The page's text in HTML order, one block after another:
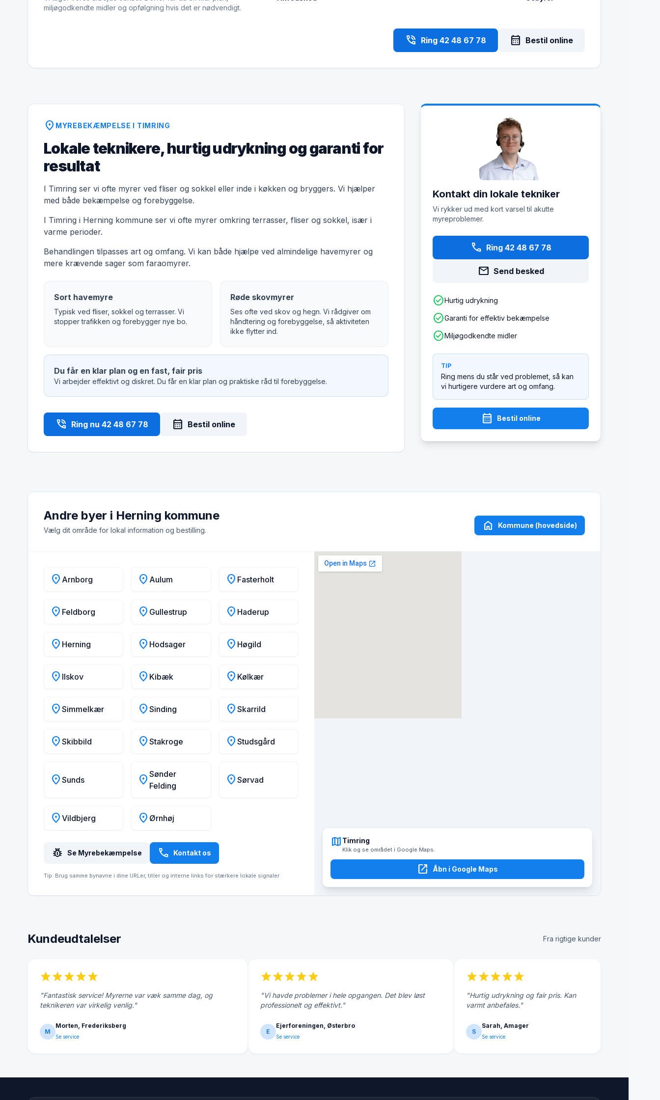
miljøgodkendte midler og opfølgning hvis det er nødvendigt.
phone_in_talk Ring 42 48 67 78 calendar_month Bestil online
location_on MYREBEKÆMPELSE I TIMRING
Lokale teknikere, hurtig udrykning og garanti for
resultat
I Timring ser vi ofte myrer ved fliser og sokkel eller inde i køkken og bryggers. Vi hjælper
med både bekæmpelse og forebyggelse.
I Timring i Herning kommune ser vi ofte myrer omkring terrasser, fliser og sokkel, især i
varme perioder.
Behandlingen tilpasses art og omfang. Vi kan både hjælpe ved almindelige havemyrer og
mere krævende sager som faraomyrer.
Sort havemyre
Typisk ved fliser, sokkel og terrasser. Vi
stopper trafikken og forebygger nye bo.
Røde skovmyrer
Ses ofte ved skov og hegn. Vi rådgiver om
håndtering og forebyggelse, så aktiviteten
ikke flytter ind.
Du får en klar plan og en fast, fair pris
Vi arbejder effektivt og diskret. Du får en klar plan og praktiske råd til forebyggelse.
phone_in_talk Ring nu 42 48 67 78 calendar_month Bestil online
Kontakt din lokale tekniker
Vi rykker ud med kort varsel til akutte
myreproblemer.
phone Ring 42 48 67 78
mail Send besked
check_circleHurtig udrykning
check_circleGaranti for effektiv bekæmpelse
check_circleMiljøgodkendte midler
TIP
Ring mens du står ved problemet, så kan
vi hurtigere vurdere art og omfang.
calendar_month Bestil online
Andre byer i Herning kommune
Vælg dit område for lokal information og bestilling. home Kommune (hovedside)
location_on Arnborg location_on Aulum location_on Fasterholt
location_on Feldborg location_on Gullestrup location_on Haderup
location_on Herning location_on Hodsager location_on Høgild
location_on Ilskov location_on Kibæk location_on Kølkær
location_on Simmelkær location_onSinding location_on Skarrild
location_on Skibbild location_onStakroge location_on Studsgård
location_on Sunds location_onSønder
Felding
location_on Sørvad
location_on Vildbjerg location_on Ørnhøj
pest_control Se Myrebekæmpelse call Kontakt os
Tip: Brug samme bynavne i dine URLer, titler og interne links for stærkere lokale signaler.
map Timring
Klik og se området i Google Maps.
open_in_new Åbn i Google Maps
Kundeudtalelser Fra rigtige kunder
starstarstarstarstar
"Fantastisk service! Myrerne var væk samme dag, og
teknikeren var virkelig venlig."
M
Morten, Frederiksberg
Se service
starstarstarstarstar
"Vi havde problemer i hele opgangen. Det blev løst
professionelt og effektivt."
E
Ejerforeningen, Østerbro
Se service
starstarstarstarstar
"Hurtig udrykning og fair pris. Kan
varmt anbefales."
S
Sarah, Amager
Se service